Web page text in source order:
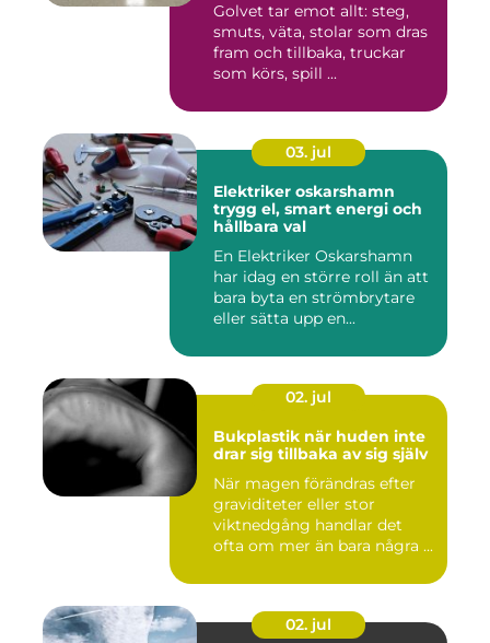
Golvet tar emot allt: steg,
smuts, väta, stolar som dras
fram och tillbaka, truckar
som körs, spill ...
03. jul
Elektriker oskarshamn
trygg el, smart energi och
hållbara val
En Elektriker Oskarshamn
har idag en större roll än att
bara byta en strömbrytare
eller sätta upp en...
02. jul
Bukplastik när huden inte
drar sig tillbaka av sig själv
När magen förändras efter
graviditeter eller stor
viktnedgång handlar det
ofta om mer än bara några ...
02. jul